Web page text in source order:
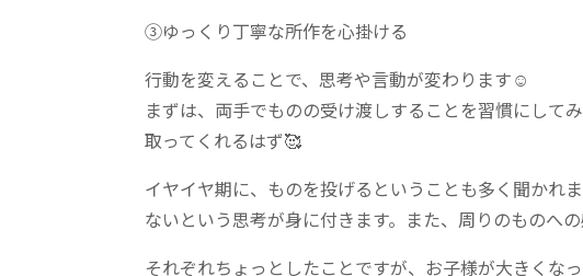
③ゆっくり丁寧な所作を心掛ける
行動を変えることで、思考や言動が変わります☺️
まずは、両手でものの受け渡しすることを習慣にして
取ってくれるはず🥰
イヤイヤ期に、ものを投げるということも多く聞かれ
ないという思考が身に付きます。また、周りのものへ
それぞれちょっとしたことですが、お子様が大きくな